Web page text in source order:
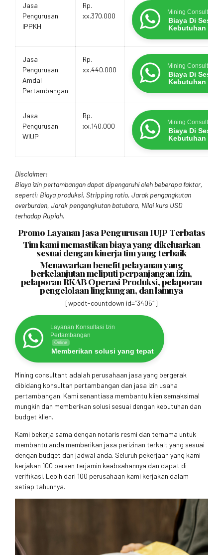
Jasa
Pengurusan
IPPKH
Rp.
xx.370.000
Mining Consultants
Biaya Di
Kebutuhan
Jasa
Pengurusan
Amdal
Pertambangan
Rp.
xx.440.000
Mining Consultants
Biaya Di
Kebutuhan
Jasa
Pengurusan
WIUP
Rp.
xx.140.000
Mining Consultants
Biaya Di
Kebutuhan
Disclaimer:
Biaya izin pertambangan dapat dipengaruhi oleh beberapa faktor,
seperti: Biaya produksi, Stripping ratio, Jarak pengangkutan
overburden, Jarak pengangkutan batubara, Nilai kurs USD
terhadap Rupiah.
Promo Layanan Jasa Pengurusan IUJP Terbatas
Tim kami memastikan biaya yang dikeluarkan
sesuai dengan kinerja tim yang terbaik
Menawarkan benefit pelayanan yang
berkelanjutan meliputi perpanjangan izin,
pelaporan RKAB Operasi Produksi, pelaporan
pengelolaan lingkungan, dan lainnya
[wpcdt-countdown id=”3405″]
Layanan Konsultasi Izin
Pertambangan
Online
Memberikan solusi yang tepat
Mining consultant adalah perusahaan jasa yang bergerak
dibidang konsultan pertambangan dan jasa izin usaha
pertambangan. Kami senantiasa membantu klien semaksimal
mungkin dan memberikan solusi sesuai dengan kebutuhan dan
budget klien.
Kami bekerja sama dengan notaris resmi dan ternama untuk
membantu anda memberikan jasa perizinan terkait yang sesuai
dengan budget dan jadwal anda. Seluruh pekerjaan yang kami
kerjakan 100 persen terjamin keabsahannya dan dapat di
verifikasi. Lebih dari 100 perusahaan kami kerjakan dalam
setiap tahunnya.